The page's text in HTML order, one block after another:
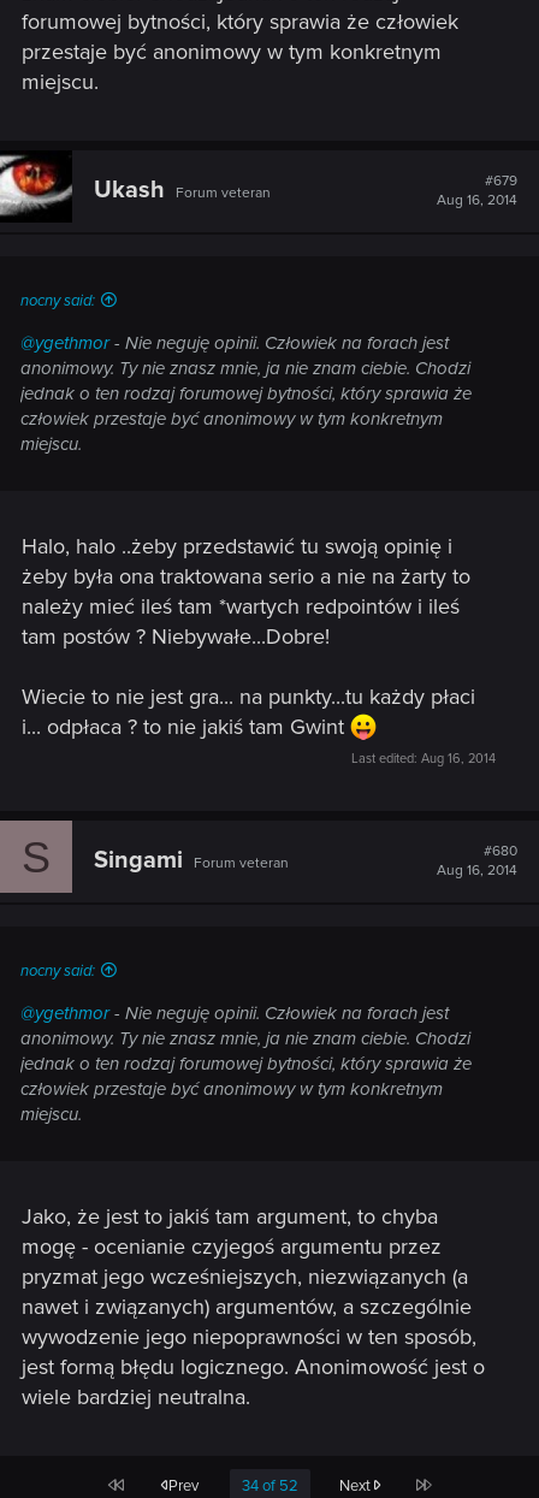
forumowej bytności, który sprawia że człowiek
przestaje być anonimowy w tym konkretnym
miejscu.
Ukash Forum veteran
#679
Aug 16, 2014
nocny said:
@ygethmor- Nie neguję opinii. Człowiek na forach jest
anonimowy. Ty nie znasz mnie, ja nie znam ciebie. Chodzi
jednak o ten rodzaj forumowej bytności, który sprawia że
człowiek przestaje być anonimowy w tym konkretnym
miejscu.
Halo, halo ..żeby przedstawić tu swoją opinię i
żeby była ona traktowana serio a nie na żarty to
należy mieć ileś tam *wartych redpointów i ileś
tam postów ? Niebywałe...Dobre!
Wiecie to nie jest gra... na punkty...tu każdy płaci
i... odpłaca ? to nie jakiś tam Gwint
Last edited: Aug 16, 2014
S Singami Forum veteran
#680
Aug 16, 2014
nocny said:
@ygethmor- Nie neguję opinii. Człowiek na forach jest
anonimowy. Ty nie znasz mnie, ja nie znam ciebie. Chodzi
jednak o ten rodzaj forumowej bytności, który sprawia że
człowiek przestaje być anonimowy w tym konkretnym
miejscu.
Jako, że jest to jakiś tam argument, to chyba
mogę - ocenianie czyjegoś argumentu przez
pryzmat jego wcześniejszych, niezwiązanych (a
nawet i związanych) argumentów, a szczególnie
wywodzenie jego niepoprawności w ten sposób,
jest formą błędu logicznego. Anonimowość jest o
wiele bardziej neutralna.
First Prev 34 of 52 Next Last